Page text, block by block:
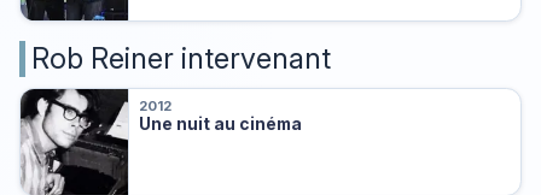
Rob Reiner intervenant
2012
Une nuit au cinéma